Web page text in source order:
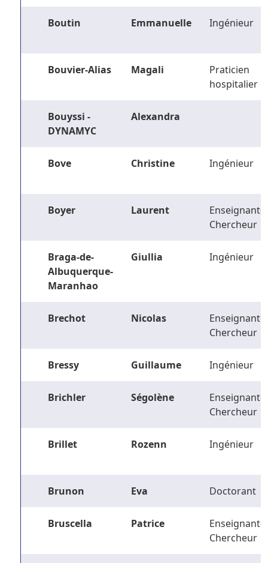
Boutin Emmanuelle Ingénieur
Bouvier-Alias Magali
Praticien
hospitalier
Bouyssi -
DYNAMYC
Alexandra
Bove Christine Ingénieur
Boyer Laurent
Enseignant-
Chercheur
Braga-de-
Albuquerque-
Maranhao
Giullia Ingénieur
Brechot Nicolas
Enseignant-
Chercheur
Bressy Guillaume Ingénieur
Brichler Ségolène
Enseignant-
Chercheur
Brillet Rozenn Ingénieur
Brunon Eva Doctorant
Bruscella Patrice
Enseignant-
Chercheur